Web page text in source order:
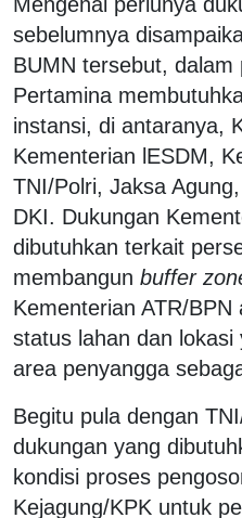
sebelumnya
BUMN tersebut, dalam
Pertamina
instansi, di antaranya,
Kementerian lESDM,
TNI/Polri, Jaksa
DKI. Dukungan
dibutuhkan terkait
membangun buffer
Kementerian ATR/
status lahan dan lokasi
area penyangga
Begitu pula dengan
dukungan yang
kondisi proses
Kejagung/KPK untuk